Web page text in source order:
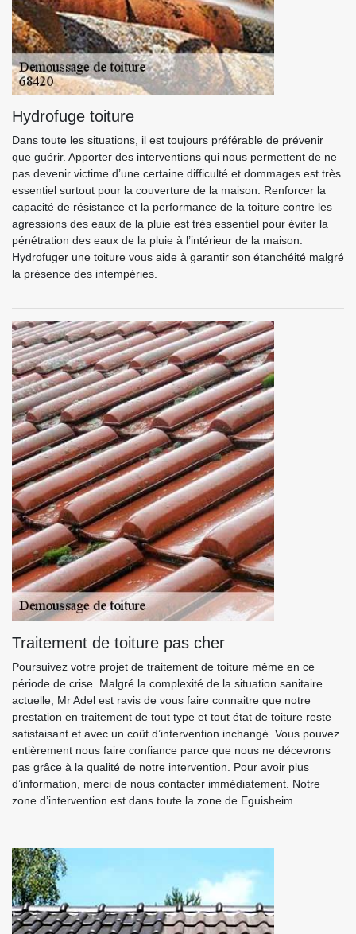
Hydrofuge toiture
Dans toute les situations, il est toujours préférable de prévenir
que guérir. Apporter des interventions qui nous permettent de ne
pas devenir victime d’une certaine difficulté et dommages est très
essentiel surtout pour la couverture de la maison. Renforcer la
capacité de résistance et la performance de la toiture contre les
agressions des eaux de la pluie est très essentiel pour éviter la
pénétration des eaux de la pluie à l’intérieur de la maison.
Hydrofuger une toiture vous aide à garantir son étanchéité malgré
la présence des intempéries.
Traitement de toiture pas cher
Poursuivez votre projet de traitement de toiture même en ce
période de crise. Malgré la complexité de la situation sanitaire
actuelle, Mr Adel est ravis de vous faire connaitre que notre
prestation en traitement de tout type et tout état de toiture reste
satisfaisant et avec un coût d’intervention inchangé. Vous pouvez
entièrement nous faire confiance parce que nous ne décevrons
pas grâce à la qualité de notre intervention. Pour avoir plus
d’information, merci de nous contacter immédiatement. Notre
zone d’intervention est dans toute la zone de Eguisheim.